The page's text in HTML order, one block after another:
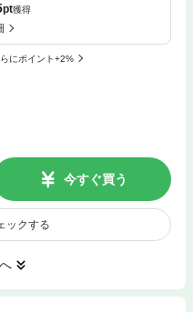
pt獲得
にポイント+2%
今すぐ買う
ックする